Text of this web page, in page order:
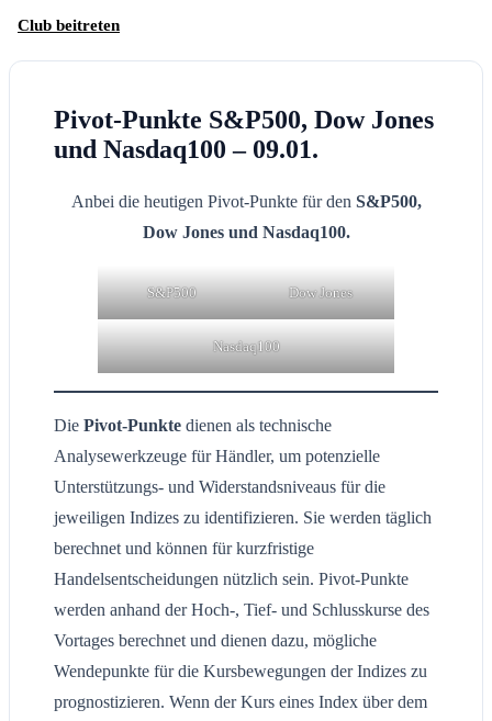
Club beitreten
Pivot-Punkte S&P500, Dow Jones
und Nasdaq100 – 09.01.
Anbei die heutigen Pivot-Punkte für den S&P500,
Dow Jones und Nasdaq100.
S&P500 Dow Jones
Nasdaq100
Die Pivot-Punkte dienen als technische
Analysewerkzeuge für Händler, um potenzielle
Unterstützungs- und Widerstandsniveaus für die
jeweiligen Indizes zu identifizieren. Sie werden täglich
berechnet und können für kurzfristige
Handelsentscheidungen nützlich sein. Pivot-Punkte
werden anhand der Hoch-, Tief- und Schlusskurse des
Vortages berechnet und dienen dazu, mögliche
Wendepunkte für die Kursbewegungen der Indizes zu
prognostizieren. Wenn der Kurs eines Index über dem